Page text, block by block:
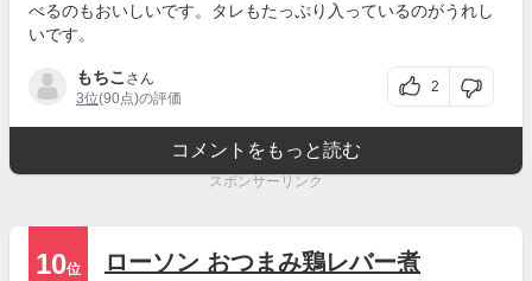
べるのもおいしいです。タレもたっぷり入っているのがうれし
いです。
もちこ さん
3位(90点)の評価
2
コメントをもっと読む
スポンサーリンク
10位
ローソン おつまみ鶏レバー煮